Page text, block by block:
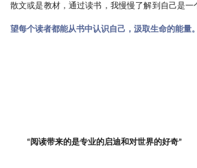
散文或是教材，通过读书，我慢慢了解到自己是一
望每个读者都能从书中认识自己，汲取生命的能量。
“阅读带来的是专业的启迪和对世界的好奇”